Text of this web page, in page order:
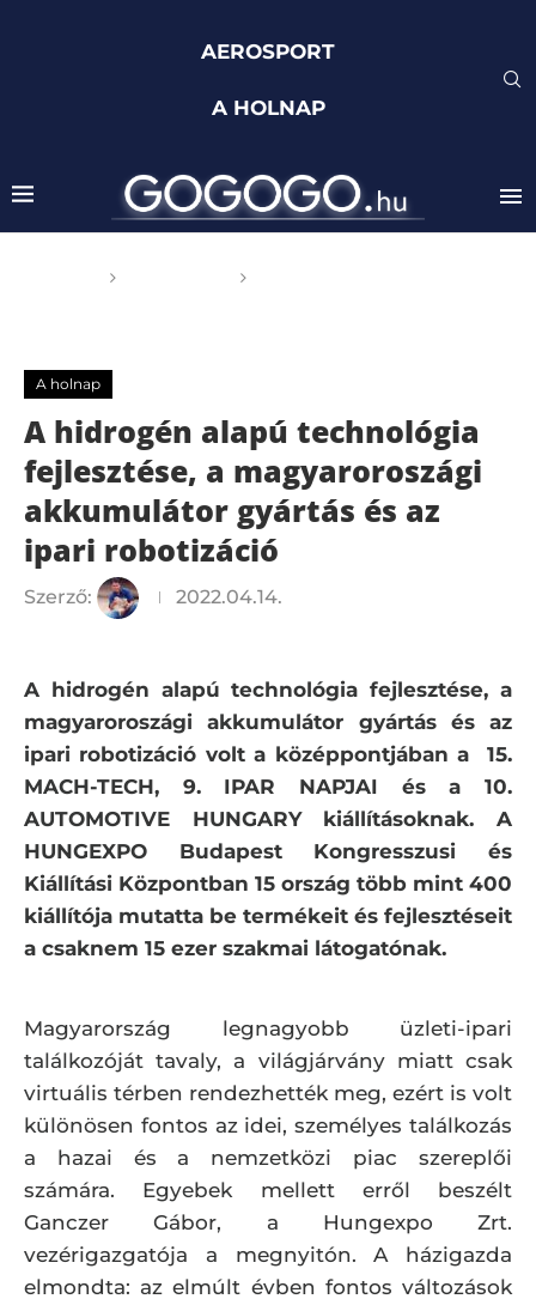
AEROSPORT
A HOLNAP
A holnap
A hidrogén alapú technológia
fejlesztése, a magyaroroszági
akkumulátor gyártás és az
ipari robotizáció
Szerző: 2022.04.14.
A hidrogén alapú technológia fejlesztése, a
magyaroroszági akkumulátor gyártás és az
ipari robotizáció volt a középpontjában a 15.
MACH-TECH, 9. IPAR NAPJAI és a 10.
AUTOMOTIVE HUNGARY kiállításoknak.
A
HUNGEXPO Budapest Kongresszusi és
Kiállítási Központban 15 ország több mint 400
kiállítója mutatta be termékeit és fejlesztéseit
a csaknem 15 ezer szakmai látogatónak.
Magyarország legnagyobb üzleti-ipari
találkozóját tavaly, a világjárvány miatt csak
virtuális térben rendezhették meg, ezért is volt
különösen fontos az idei, személyes találkozás
a hazai és a nemzetközi piac szereplői
számára. Egyebek mellett erről beszélt
Ganczer Gábor, a Hungexpo Zrt.
vezérigazgatója a megnyitón. A házigazda
elmondta: az elmúlt évben fontos változások